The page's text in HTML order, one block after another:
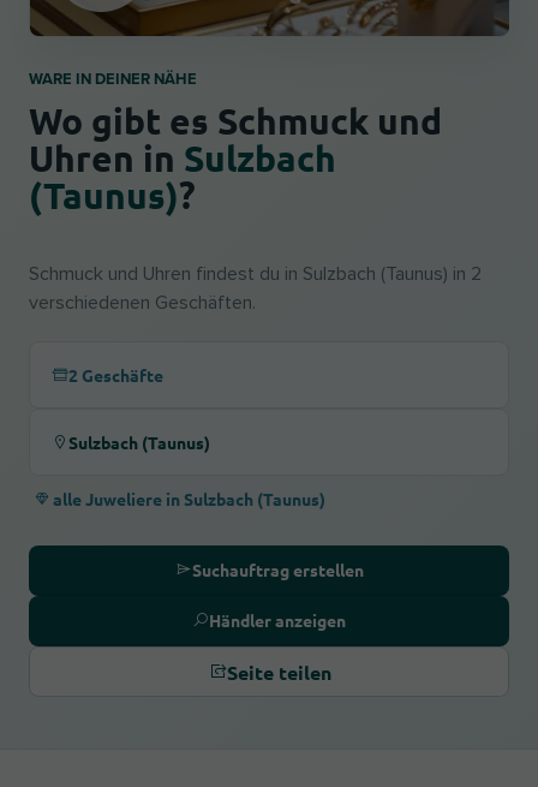
WARE IN DEINER NÄHE
Wo gibt es Schmuck und
Uhren in Sulzbach
(Taunus)?
Schmuck und Uhren findest du in Sulzbach (Taunus) in 2
verschiedenen Geschäften.
2 Geschäfte
Sulzbach (Taunus)
alle Juweliere in Sulzbach (Taunus)
Suchauftrag erstellen
Händler anzeigen
Seite teilen